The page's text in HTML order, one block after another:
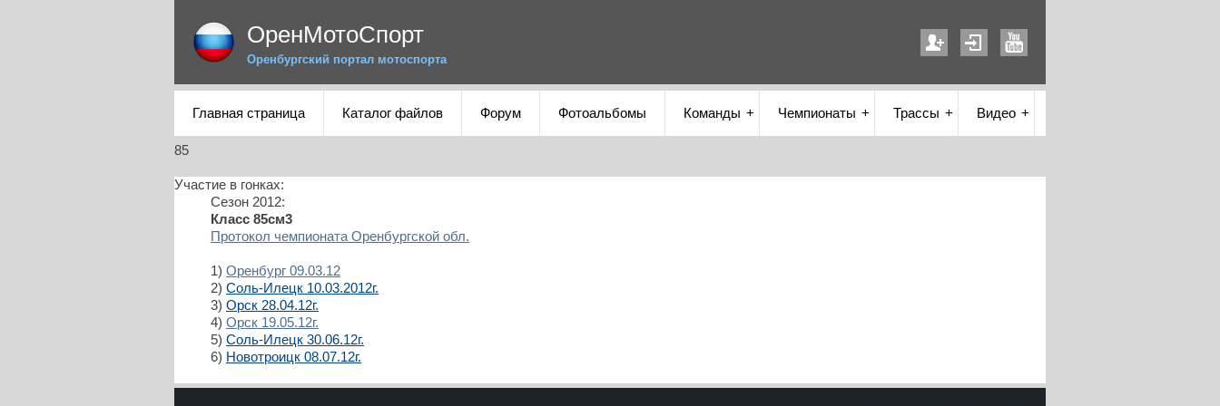
ОренМотоСпорт
Оренбургский портал мотоспорта
Главная страница Каталог файлов Форум Фотоальбомы Команды Чемпионаты Трассы Видео
85
Участие в гонках:
Сезон 2012:
Класс 85см3
Протокол чемпионата Оренбургской обл.
1) Оренбург 09.03.12
2) Соль-Илецк 10.03.2012г.
3) Орск 28.04.12г.
4) Орск 19.05.12г.
5) Соль-Илецк 30.06.12г.
6) Новотроицк 08.07.12г.